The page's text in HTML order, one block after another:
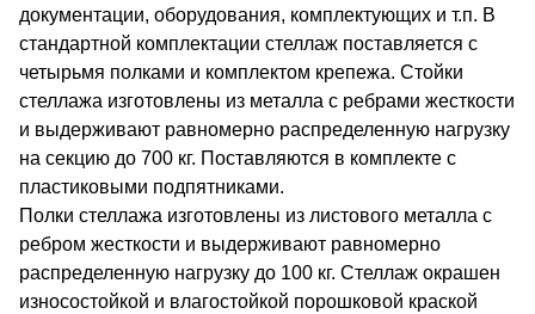
документации, оборудования, комплектующих и т.п. В
стандартной комплектации стеллаж поставляется с
четырьмя полками и комплектом крепежа. Стойки
стеллажа изготовлены из металла с ребрами жесткости
и выдерживают равномерно распределенную нагрузку
на секцию до 700 кг. Поставляются в комплекте с
пластиковыми подпятниками.
Полки стеллажа изготовлены из листового металла с
ребром жесткости и выдерживают равномерно
распределенную нагрузку до 100 кг. Стеллаж окрашен
износостойкой и влагостойкой порошковой краской